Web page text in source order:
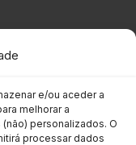
e/ou aceder a
melhorar a
personalizados. O
processar dados